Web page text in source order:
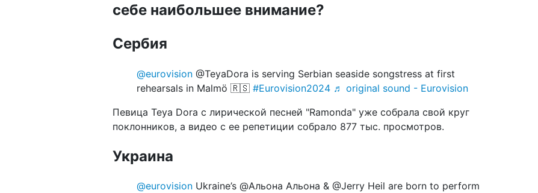
себе наибольшее внимание?
Сербия
@eurovision @TeyaDora is serving Serbian seaside songstress at first
rehearsals in Malmö 🇷🇸 #Eurovision2024 ♬ original sound - Eurovision
Певица Teya Dora с лирической песней "Ramonda" уже собрала свой круг
поклонников, а видео с ее репетиции собрало 877 тыс. просмотров.
Украина
@eurovision Ukraine’s @Альона Альона & @Jerry Heil are born to perform